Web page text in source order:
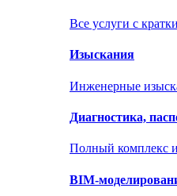
Все услуги с
Изыскания
Инженерные
Диагностика,
Полный комплекс
BIM-